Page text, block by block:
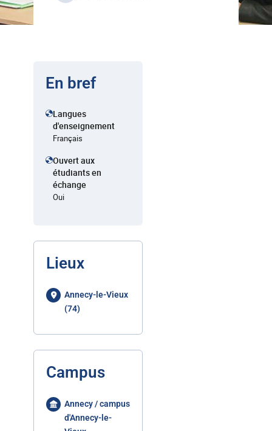
En bref
Langues
d'enseignement
Français
Ouvert aux
étudiants en
échange
Oui
Lieux
Annecy-le-Vieux
(74)
Campus
Annecy / campus
d'Annecy-le-